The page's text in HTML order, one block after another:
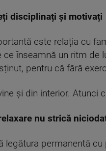
disciplinați și motivați
este relația cu
ce înseamnă un ritm de
pentru că fără
și din interior. Atunci
nu strică
legătura permanentă